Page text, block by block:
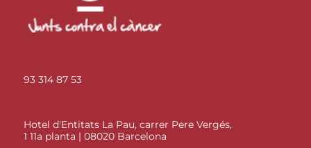
93 314 87 53
Hotel d'Entitats La Pau, carrer Pere Vergés,
1 11a planta | 08020 Barcelona